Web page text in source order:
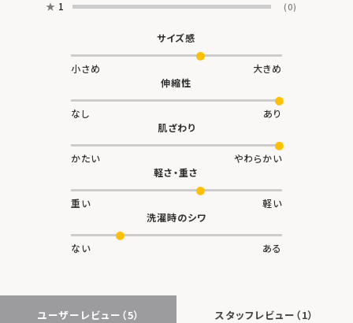
★ 1 (0)
サイズ感
小さめ
大きめ
伸縮性
なし
あり
肌ざわり
かたい
やわらかい
軽さ・重さ
重い
軽い
洗濯時のシワ
ない ある
ユーザーレビュー （5） スタッフレビュー （1）